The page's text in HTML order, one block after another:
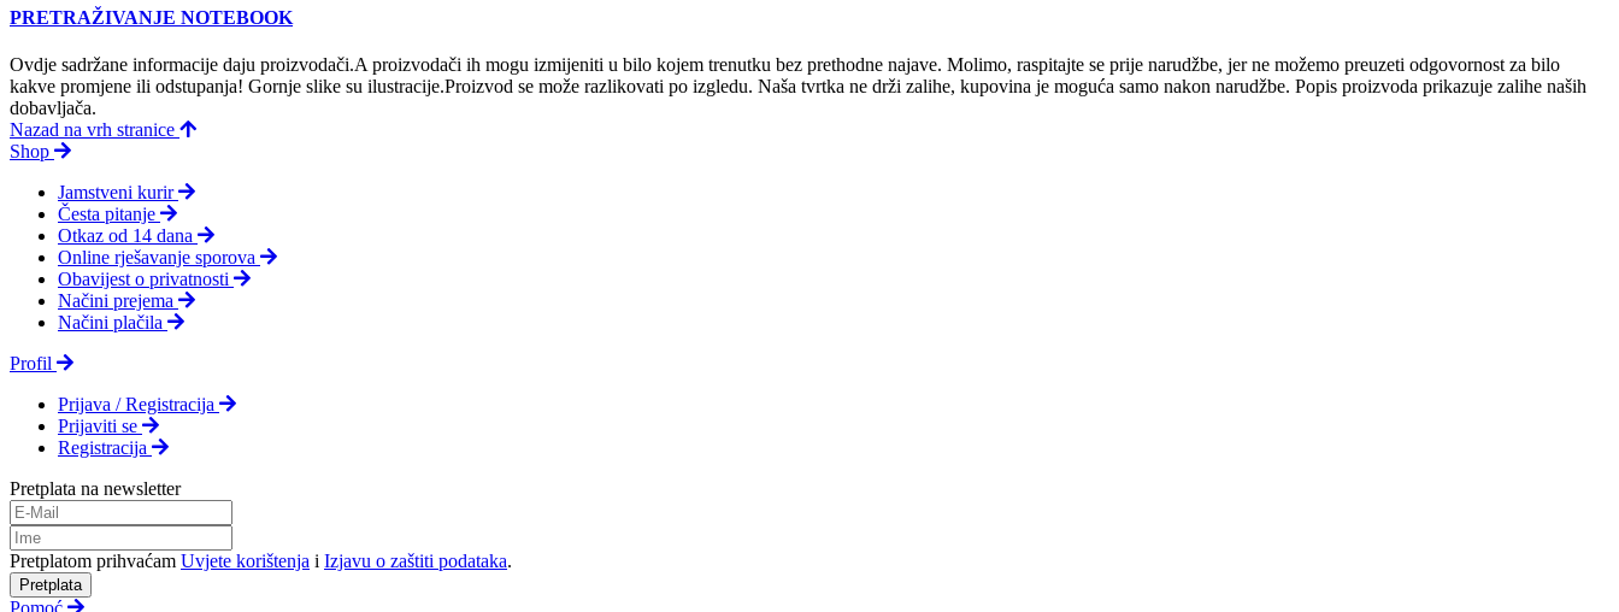
PRETRAŽIVANJE NOTEBOOK
Ovdje sadržane informacije daju proizvodači.A proizvodači ih mogu izmijeniti u bilo kojem trenutku bez prethodne najave. Molimo, raspitajte se prije narudžbe, jer ne možemo preuzeti odgovornost za bilo
kakve promjene ili odstupanja! Gornje slike su ilustracije.Proizvod se može razlikovati po izgledu. Naša tvrtka ne drži zalihe, kupovina je moguća samo nakon narudžbe. Popis proizvoda prikazuje zalihe naših
dobavljača.
Nazad na vrh stranice
Shop
Jamstveni kurir
Česta pitanje
Otkaz od 14 dana
Online rješavanje sporova
Obavijest o privatnosti
Načini prejema
Načini plačila
Profil
Prijava / Registracija
Prijaviti se
Registracija
Pretplata na newsletter
Pretplatom prihvaćam Uvjete korištenja i Izjavu o zaštiti podataka.
Pretplata